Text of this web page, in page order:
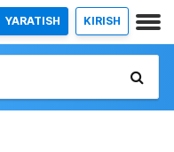
YARATISH KIRISH